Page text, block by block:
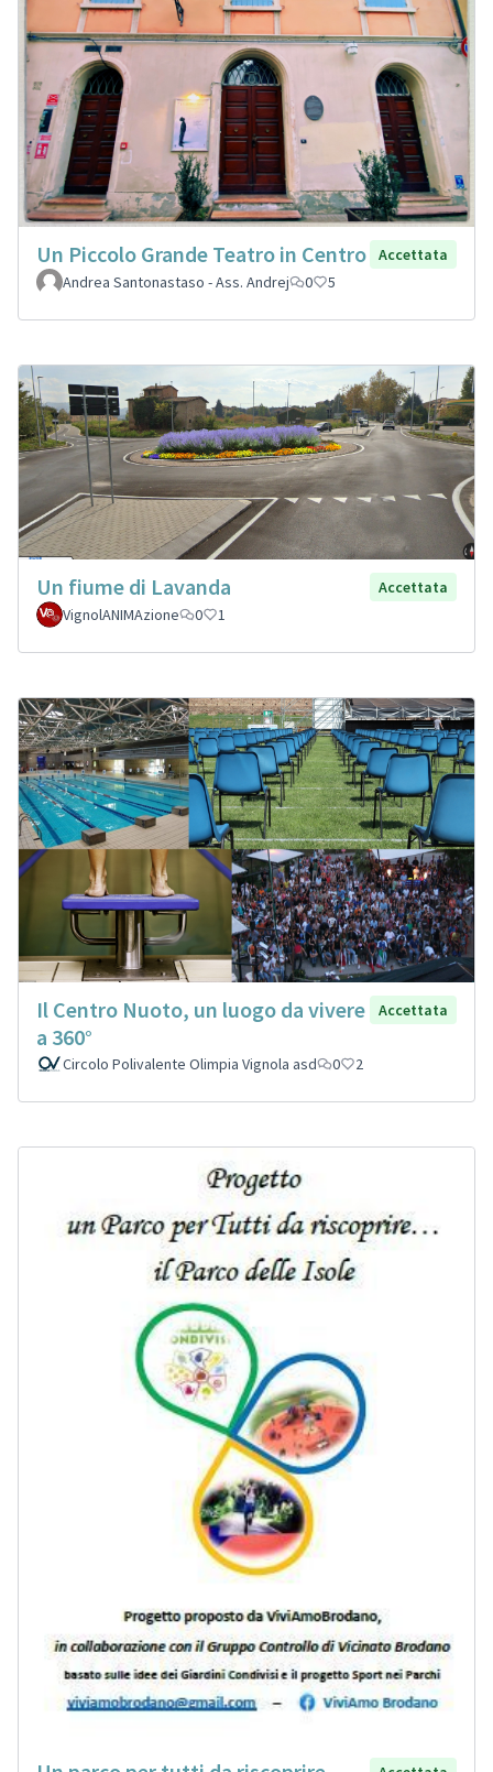
Un Piccolo Grande Teatro in Centro
Accettata
Andrea Santonastaso - Ass. Andrej
0 5
Un fiume di Lavanda
Accettata
VignolANIMAzione
0 1
Il Centro Nuoto, un luogo da vivere
a 360°
Accettata
Circolo Polivalente Olimpia Vignola asd 0 2